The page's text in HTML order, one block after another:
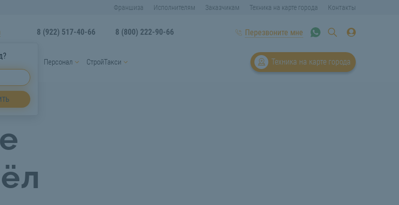
Франшиза Исполнителям Заказчикам Техника на карте города Контакты
8 (922) 517-40-66 8 (800) 222-90-66 Перезвоните мне
Персонал СтройТакси Техника на карте города